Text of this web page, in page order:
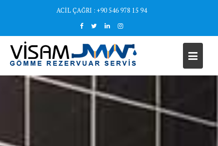
ACİL ÇAĞRI : +90 546 978 15 94